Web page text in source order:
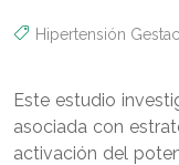
Hipertensión
Este estudio
asociada con
activación del